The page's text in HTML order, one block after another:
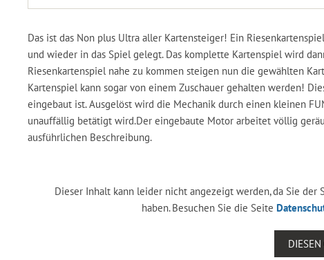
Das ist das Non plus Ultra aller Kartensteiger! Ein
und wieder in das Spiel gelegt. Das komplette Kartenspiel wird
Riesenkartenspiel nahe zu kommen steigen nun die gewählten
Kartenspiel kann sogar von einem Zuschauer gehalten werden!
eingebaut ist. Ausgelöst wird die Mechanik durch einen kleinen
unauffällig betätigt wird.Der eingebaute Motor arbeitet völlig
ausführlichen Beschreibung.
Dieser Inhalt kann leider nicht angezeigt werden, da Sie
haben. Besuchen Sie die Seite